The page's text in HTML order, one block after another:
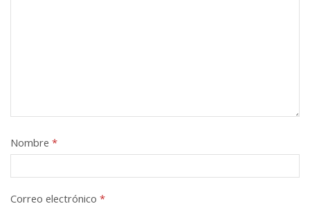
Nombre *
Correo electrónico *